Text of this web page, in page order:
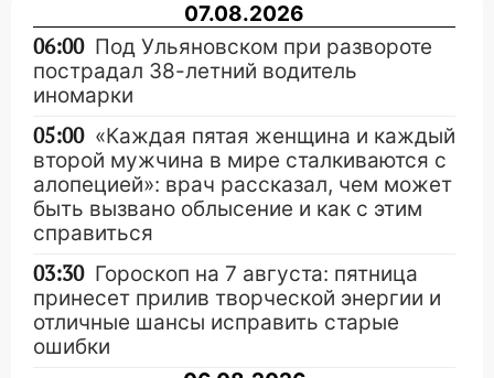
07.08.2026
06:00 Под Ульяновском при развороте
пострадал 38-летний водитель
иномарки
05:00 «Каждая пятая женщина и каждый
второй мужчина в мире сталкиваются с
алопецией»: врач рассказал, чем может
быть вызвано облысение и как с этим
справиться
03:30 Гороскоп на 7 августа: пятница
принесет прилив творческой энергии и
отличные шансы исправить старые
ошибки